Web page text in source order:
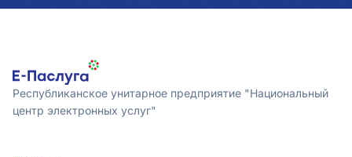
Республиканское унитарное предприятие "Национальный
центр электронных услуг"